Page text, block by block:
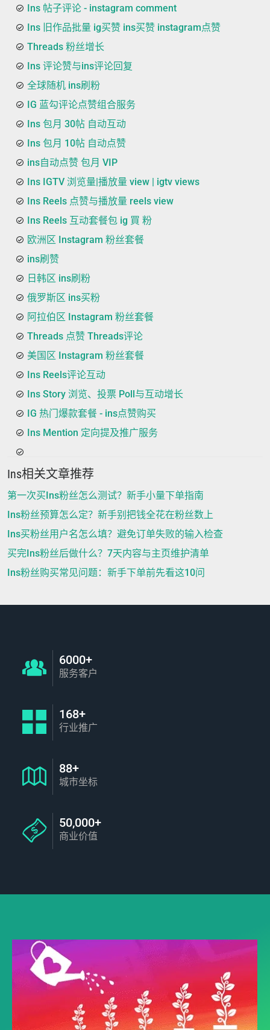
Ins 帖子评论 - instagram comment
Ins 旧作品批量 ig买赞 ins买赞 instagram点赞
Threads 粉丝增长
Ins 评论赞与ins评论回复
全球随机 ins刷粉
IG 蓝勾评论点赞组合服务
Ins 包月 30帖 自动互动
Ins 包月 10帖 自动点赞
ins自动点赞 包月 VIP
Ins IGTV 浏览量|播放量 view | igtv views
Ins Reels 点赞与播放量 reels view
Ins Reels 互动套餐包 ig 買 粉
欧洲区 Instagram 粉丝套餐
ins刷赞
日韩区 ins刷粉
俄罗斯区 ins买粉
阿拉伯区 Instagram 粉丝套餐
Threads 点赞 Threads评论
美国区 Instagram 粉丝套餐
Ins Reels评论互动
Ins Story 浏览、投票 Poll与互动增长
IG 热门爆款套餐 - ins点赞购买
Ins Mention 定向提及推广服务
Ins相关文章推荐
第一次买Ins粉丝怎么测试？新手小量下单指南
Ins粉丝预算怎么定？新手别把钱全花在粉丝数上
Ins买粉丝用户名怎么填？避免订单失败的输入检查
买完Ins粉丝后做什么？7天内容与主页维护清单
Ins粉丝购买常见问题：新手下单前先看这10问
6000+
服务客户
168+
行业推广
88+
城市坐标
50,000+
商业价值